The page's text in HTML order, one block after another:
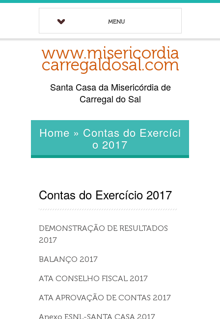
MENU
www.misericordia
carregaldosal.com
Santa Casa da Misericórdia de
Carregal do Sal
Home » Contas do Exercíci
o 2017
Contas do Exercício 2017
DEMONSTRAÇÃO DE RESULTADOS
2017
BALANÇO 2017
ATA CONSELHO FISCAL 2017
ATA APROVAÇÃO DE CONTAS 2017
Anexo ESNL-SANTA CASA 2017